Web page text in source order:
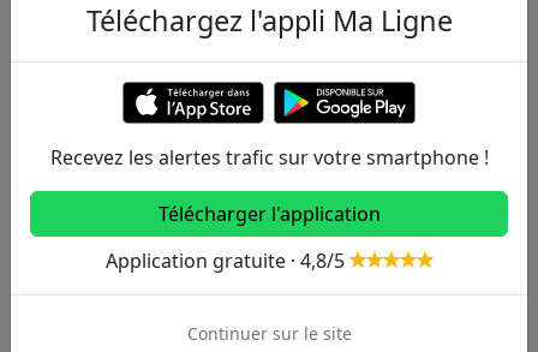
7 7B
10 11 12 13
14
C D
Téléchargez l'appli Ma Ligne
Recevez les alertes trafic sur votre smartphone !
Télécharger l'application
Application gratuite · 4,8/5
Continuer sur le site